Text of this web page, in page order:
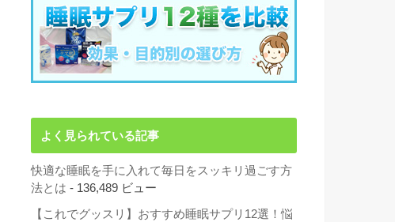
よく見られている記事
快適な睡眠を手に入れて毎日をスッキリ過ごす方
法とは - 136,489 ビュー
【これでグッスリ】おすすめ睡眠サプリ12選！悩